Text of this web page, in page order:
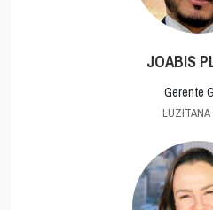
JOABIS
Gerente